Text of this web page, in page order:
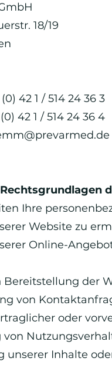
18/19
42 1 / 514 24 36 3
42 1 / 514 24 36 4
Ihre
Website zu
Online-
der
von
oder
unserer Inhalte